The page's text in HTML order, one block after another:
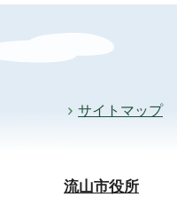
サイトマップ
流山市役所